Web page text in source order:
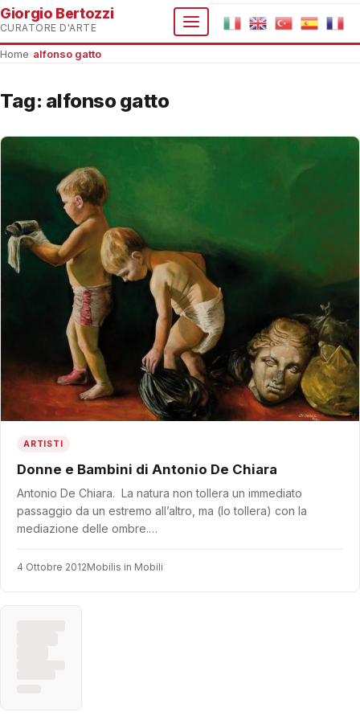
Giorgio Bertozzi
CURATORE D'ARTE
Home alfonso gatto
Tag: alfonso gatto
ARTISTI
Donne e Bambini di Antonio De Chiara
Antonio De Chiara. La natura non tollera un immediato
passaggio da un estremo all’altro, ma (lo tollera) con la
mediazione delle ombre.…
4 Ottobre 2012Mobilis in Mobili